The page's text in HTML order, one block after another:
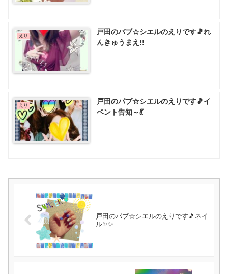
えり
戸田のパブ☆シエルのえりです🎵れ
んきゅうまえ!!
えり
戸田のパブ☆シエルのえりです🎵イ
ベント告知～💃
戸田のパブ☆シエルのえりです🎵ネイ
ル✨✨